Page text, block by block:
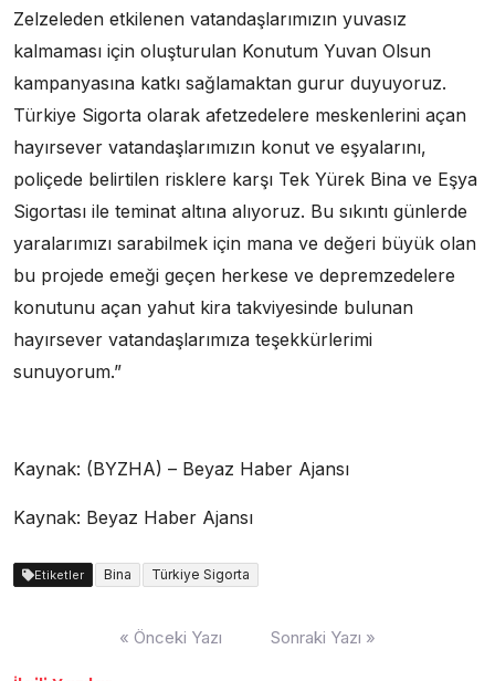
Zelzeleden etkilenen vatandaşlarımızın yuvasız
kalmaması için oluşturulan Konutum Yuvan Olsun
kampanyasına katkı sağlamaktan gurur duyuyoruz.
Türkiye Sigorta olarak afetzedelere meskenlerini açan
hayırsever vatandaşlarımızın konut ve eşyalarını,
poliçede belirtilen risklere karşı Tek Yürek Bina ve Eşya
Sigortası ile teminat altına alıyoruz. Bu sıkıntı günlerde
yaralarımızı sarabilmek için mana ve değeri büyük olan
bu projede emeği geçen herkese ve depremzedelere
konutunu açan yahut kira takviyesinde bulunan
hayırsever vatandaşlarımıza teşekkürlerimi
sunuyorum.”
Kaynak: (BYZHA) – Beyaz Haber Ajansı
Kaynak: Beyaz Haber Ajansı
Etiketler Bina Türkiye Sigorta
« Önceki Yazı Sonraki Yazı »